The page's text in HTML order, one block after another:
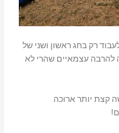
רק בחג ראשון ושני של
להרבה עצמאיים שהרי לא
קצת יותר ארוכה